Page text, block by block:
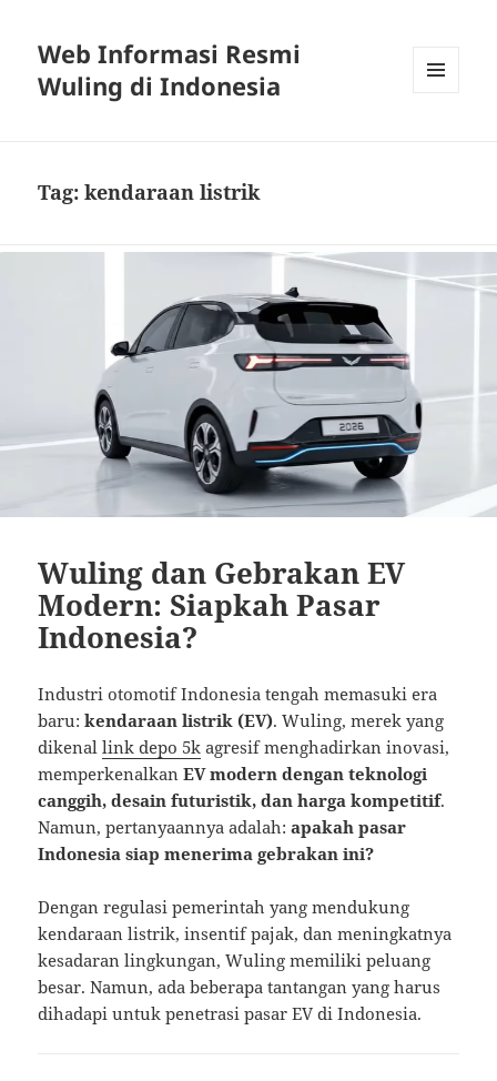
Web Informasi Resmi
Wuling di Indonesia
Tag:kendaraan listrik
Wuling dan Gebrakan EV
Modern: Siapkah Pasar
Indonesia?
Industri otomotif Indonesia tengah memasuki era
baru:kendaraan listrik (EV). Wuling, merek yang
dikenallink depo 5k agresif menghadirkan inovasi,
memperkenalkanEV modern dengan teknologi
canggih, desain futuristik, dan harga kompetitif.
Namun, pertanyaannya adalah:apakah pasar
Indonesia siap menerima gebrakan ini?
Dengan regulasi pemerintah yang mendukung
kendaraan listrik, insentif pajak, dan meningkatnya
kesadaran lingkungan, Wuling memiliki peluang
besar. Namun, ada beberapa tantangan yang harus
dihadapi untuk penetrasi pasar EV di Indonesia.